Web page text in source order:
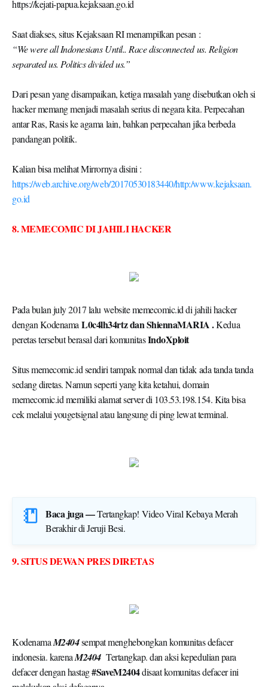
“We were all Indonesians Until.. Race disconnected us. Religion
separated us. Politics divided us.”
hacker memang menjadi masalah serius di negara kita. Perpecahan
antar Ras, Rasis ke agama lain, bahkan perpecahan jika berbeda
pandangan politik.
https://web.archive.org/web/20170530183440/http:/www.kejaksaan.
go.id
dengan KodenamaL0c4lh34rtz dan ShiennaMARIA .Kedua
peretas tersebut berasal dari komunitasIndoXploit
sedang diretas. Namun seperti yang kita ketahui, domain
memecomic.id memiliki alamat server di 103.53.198.154. Kita bisa
cek melalui yougetsignal atau langsung di ping lewat terminal.
Berakhir di Jeruji Besi.
indonesia. karenaM2404Tertangkap. dan aksi kepedulian para
defacer dengan hastag#SaveM2404disaat komunitas defacer ini
melakukan aksi defacenya.